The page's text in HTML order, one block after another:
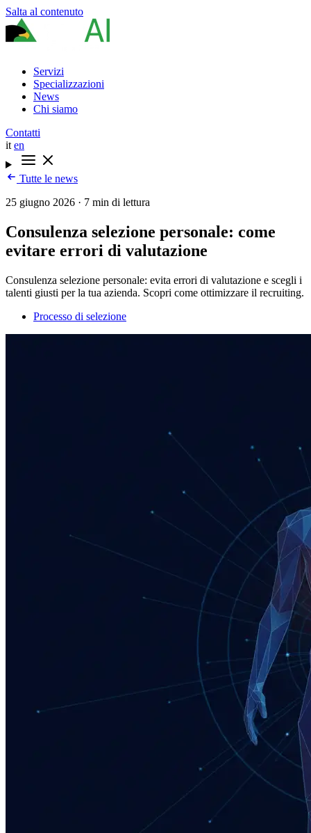
Salta al contenuto
Servizi
Specializzazioni
News
Chi siamo
Contatti
it en
Tutte le news
25 giugno 2026 · 7 min di lettura
Consulenza selezione personale: come
evitare errori di valutazione
Consulenza selezione personale: evita errori di valutazione e scegli i
talenti giusti per la tua azienda. Scopri come ottimizzare il recruiting.
Processo di selezione